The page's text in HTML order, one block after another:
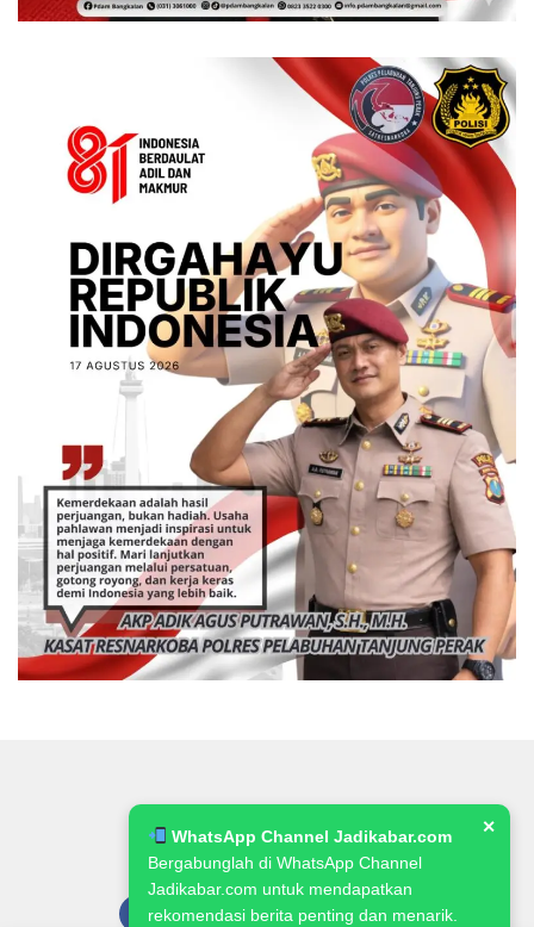
WhatsApp Channel Jadikabar.com
Bergabunglah di WhatsApp Channel
Jadikabar.com untuk mendapatkan
rekomendasi berita penting dan menarik.
✕